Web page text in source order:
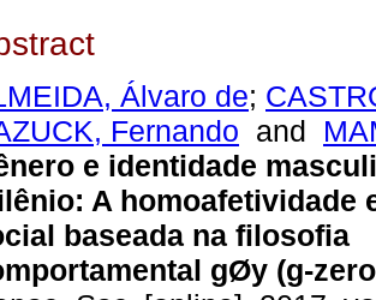
Álvaro de;
Fernando and
e identidade
A homoafetividade
baseada na filosofia
gØy (g-